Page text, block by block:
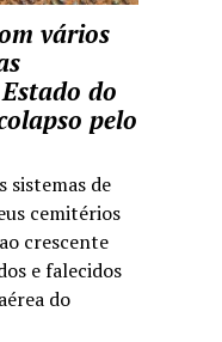
vários
do
pelo
sistemas de
cemitérios
crescente
e falecidos
do